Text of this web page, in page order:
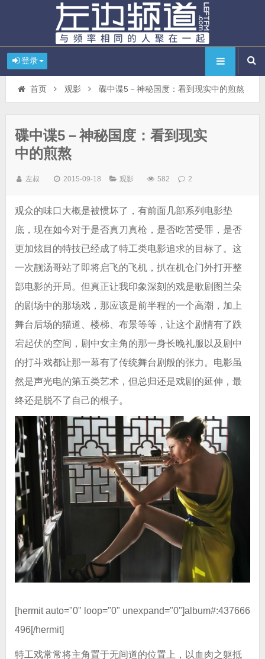
登录
首页 观影 碟中谍5－神秘国度：看到现实中的煎熬
碟中谍5－神秘国度：看到现实
中的煎熬
左叔 2015-09-18 观影 582 2
观众的味口大概是被惯坏了，有前面几部系列电影垫
底，现在如今对于是否真刀真枪，是否吃苦受罪，是否
更加炫目的特技已经成了特工类电影追求的目标了。这
一次靓汤哥站了即将启飞的飞机，扒在机仓门外打开整
部电影的开局。但真正让我印象深刻的戏是歌剧图兰朵
的剧场中的那场戏，那应该是前半程的一个高潮，加上
舞台后场的猫道、楼梯、布景等等，让这个剧情有了跌
宕起伏的空间，剧中女主角的那一身长晚礼服以及剧中
的打斗戏都让那一幕有了传统舞台剧般的张力。电影虽
然是声光电的第五类艺术，但总归还是戏剧的延伸，最
终还是脱不了自己的根子。
[hermit auto="0" loop="0" unexpand="0"]album#:437666
496[/hermit]
特工戏常常将主角置于无间道的位置上，以血肉之躯抵